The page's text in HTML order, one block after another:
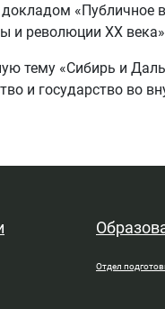
«Публичное
и революции ХХ
тему «Сибирь и
и государство во
Отдел